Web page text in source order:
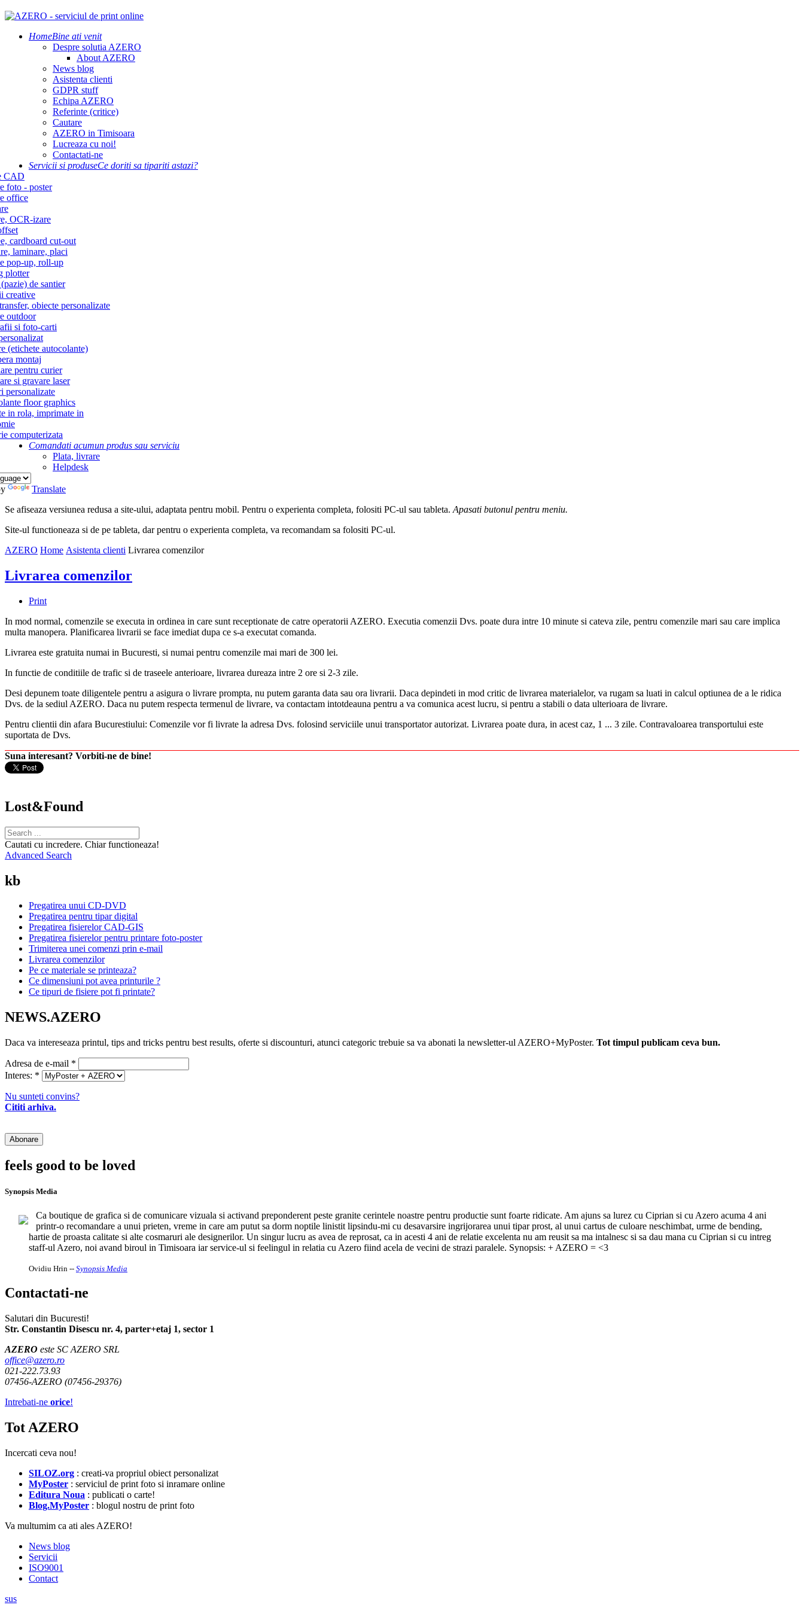
HomeBine ati venit
Despre solutia AZERO
About AZERO
News blog
Asistenta clienti
GDPR stuff
Echipa AZERO
Referinte (critice)
Cautare
AZERO in Timisoara
Lucreaza cu noi!
Contactati-ne
Servicii si produseCe doriti sa tipariti astazi?
CAD
foto - poster
office
OCR-izare
cardboard cut-out
laminare, placi
pop-up, roll-up
plotter
de santier
creative
obiecte personalizate
outdoor
si foto-carti
(etichete autocolante)
montaj
pentru curier
si gravare laser
personalizate
floor graphics
in rola, imprimate in
computerizata
Comandati acumun produs sau serviciu
Plata, livrare
Helpdesk
Translate
Se afiseaza versiunea redusa a site-ului, adaptata pentru mobil. Pentru o experienta completa, folositi PC-ul sau tableta. Apasati butonul pentru meniu.
Site-ul functioneaza si de pe tableta, dar pentru o experienta completa, va recomandam sa folositi PC-ul.
AZERO Home Asistenta clienti Livrarea comenzilor
Livrarea comenzilor
Print
In mod normal, comenzile se executa in ordinea in care sunt receptionate de catre operatorii AZERO. Executia comenzii Dvs. poate dura intre 10 minute si cateva zile, pentru comenzile mari sau care implica
multa manopera. Planificarea livrarii se face imediat dupa ce s-a executat comanda.
Livrarea este gratuita numai in Bucuresti, si numai pentru comenzile mai mari de 300 lei.
In functie de conditiile de trafic si de traseele anterioare, livrarea dureaza intre 2 ore si 2-3 zile.
Desi depunem toate diligentele pentru a asigura o livrare prompta, nu putem garanta data sau ora livrarii. Daca depindeti in mod critic de livrarea materialelor, va rugam sa luati in calcul optiunea de a le ridica
Dvs. de la sediul AZERO. Daca nu putem respecta termenul de livrare, va contactam intotdeauna pentru a va comunica acest lucru, si pentru a stabili o data ulterioara de livrare.
Pentru clientii din afara Bucurestiului: Comenzile vor fi livrate la adresa Dvs. folosind serviciile unui transportator autorizat. Livrarea poate dura, in acest caz, 1 ... 3 zile. Contravaloarea transportului este
suportata de Dvs.
Suna interesant? Vorbiti-ne de bine!
Lost&Found
Cautati cu incredere. Chiar functioneaza!
Advanced Search
kb
Pregatirea unui CD-DVD
Pregatirea pentru tipar digital
Pregatirea fisierelor CAD-GIS
Pregatirea fisierelor pentru printare foto-poster
Trimiterea unei comenzi prin e-mail
Livrarea comenzilor
Pe ce materiale se printeaza?
Ce dimensiuni pot avea printurile ?
Ce tipuri de fisiere pot fi printate?
NEWS.AZERO
Daca va intereseaza printul, tips and tricks pentru best results, oferte si discounturi, atunci categoric trebuie sa va abonati la newsletter-ul AZERO+MyPoster. Tot timpul publicam ceva bun.
Adresa de e-mail *
Interes: *
Nu sunteti convins?
Cititi arhiva.
feels good to be loved
Synopsis Media
Ca boutique de grafica si de comunicare vizuala si activand preponderent peste granite cerintele noastre pentru productie sunt foarte ridicate. Am ajuns sa lurez cu Ciprian si cu Azero acuma 4 ani
printr-o recomandare a unui prieten, vreme in care am putut sa dorm noptile linistit lipsindu-mi cu desavarsire ingrijorarea unui tipar prost, al unui cartus de culoare neschimbat, urme de bending,
hartie de proasta calitate si alte cosmaruri ale designerilor. Un singur lucru as avea de reprosat, ca in acesti 4 ani de relatie excelenta nu am reusit sa ma intalnesc si sa dau mana cu Ciprian si cu intreg
staff-ul Azero, noi avand biroul in Timisoara iar service-ul si feelingul in relatia cu Azero fiind acela de vecini de strazi paralele. Synopsis: + AZERO = <3
Ovidiu Hrin -- Synopsis Media
Contactati-ne
Salutari din Bucuresti!
Str. Constantin Disescu nr. 4, parter+etaj 1, sector 1
AZERO este SC AZERO SRL
office@azero.ro
021-222.73.93
07456-AZERO (07456-29376)
Intrebati-ne orice!
Tot AZERO
Incercati ceva nou!
SILOZ.org : creati-va propriul obiect personalizat
MyPoster : serviciul de print foto si inramare online
Editura Noua : publicati o carte!
Blog.MyPoster : blogul nostru de print foto
Va multumim ca ati ales AZERO!
News blog
Servicii
ISO9001
Contact
sus